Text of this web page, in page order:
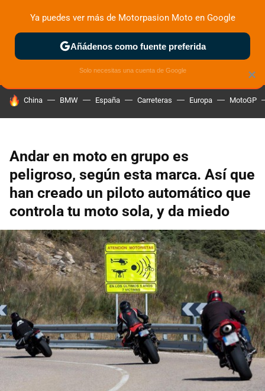
ZONA DE PRUEBAS DEPORTIVAS MOTOS ELÉCTRICAS
HOY SE HABLA DE
China BMW España Carreteras Europa MotoGP
Andar en moto en grupo es
peligroso, según esta marca. Así que
han creado un piloto automático que
controla tu moto sola, y da miedo
×
Ya puedes ver más de Motorpasion Moto en Google
Añádenos como fuente preferida
Solo necesitas una cuenta de Google